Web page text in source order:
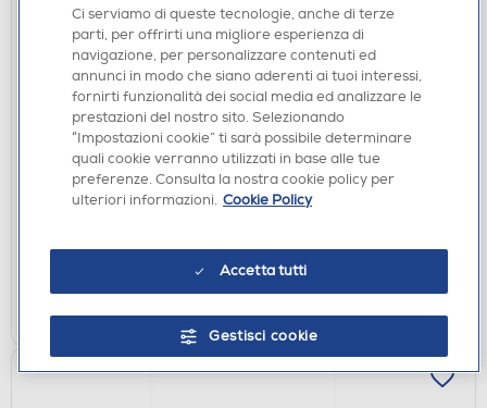
PIANI COTTURA
GLEM GAS - Piano cottura a gas GT64AC-
ANTRACITE
€ 349,00
€ 355,00consigliato
Ritiro in negozio:non disponibile
Ci serviamo di queste tecnologie, anche di terze
parti, per offrirti una migliore esperienza di
navigazione, per personalizzare contenuti ed
annunci in modo che siano aderenti ai tuoi interessi,
fornirti funzionalità dei social media ed analizzare le
prestazioni del nostro sito. Selezionando
“Impostazioni cookie” ti sarà possibile determinare
quali cookie verranno utilizzati in base alle tue
preferenze. Consulta la nostra cookie policy per
ulteriori informazioni. Cookie Policy
Accetta tutti
Gestisci cookie